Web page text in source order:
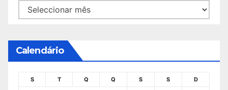
Arquivo
Calendário
S T Q Q S S D